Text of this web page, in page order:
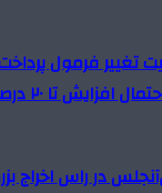
تغییر فرمول
تا ۲۰ درصدی پرداخت‌ها
در راس اخراج